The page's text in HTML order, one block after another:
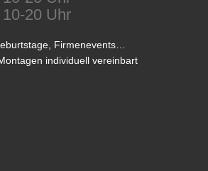
20 Uhr
Firmenevents…
individuell vereinbart